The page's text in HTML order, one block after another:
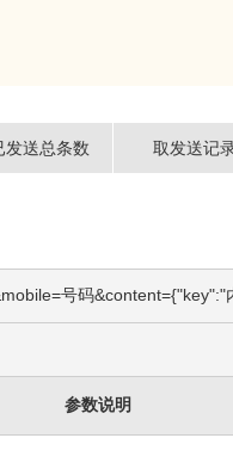
发送总条数 取发送记
号码&content={"key":"
参数说明